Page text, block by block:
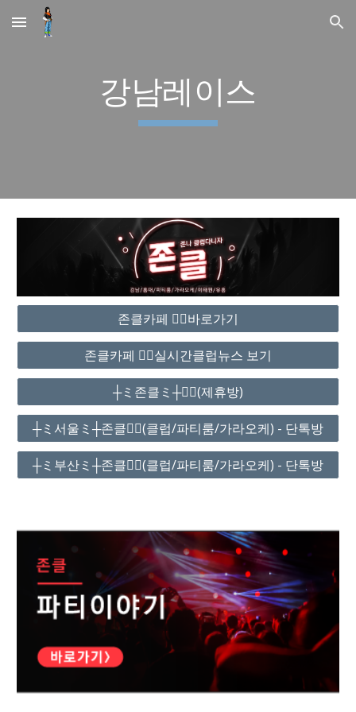
Skip to main content Skip to navigation
강남레이스
존클카페 ❤️‍🔥바로가기
존클카페 ❤️‍🔥실시간클럽뉴스 보기
┼ミ존클ミ┼❤️‍🔥(제휴방)
┼ミ서울ミ┼존클❤️‍🔥(클럽/파티룸/가라오케) - 단톡방
┼ミ부산ミ┼존클❤️‍🔥(클럽/파티룸/가라오케) - 단톡방